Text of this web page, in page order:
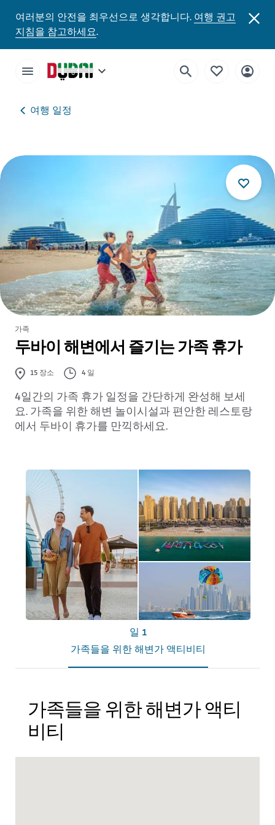
여러분의 안전을 최우선으로 생각합니다.여행 권고
지침을 참고하세요.
여행 일정
가족
두바이 해변에서 즐기는 가족 휴가
15 장소 4 일
4일간의 가족 휴가 일정을 간단하게 완성해 보세
요. 가족을 위한 해변 놀이시설과 편안한 레스토랑
에서 두바이 휴가를 만끽하세요.
일 1
가족들을 위한 해변가 액티비티
가족들을 위한 해변가 액티
비티